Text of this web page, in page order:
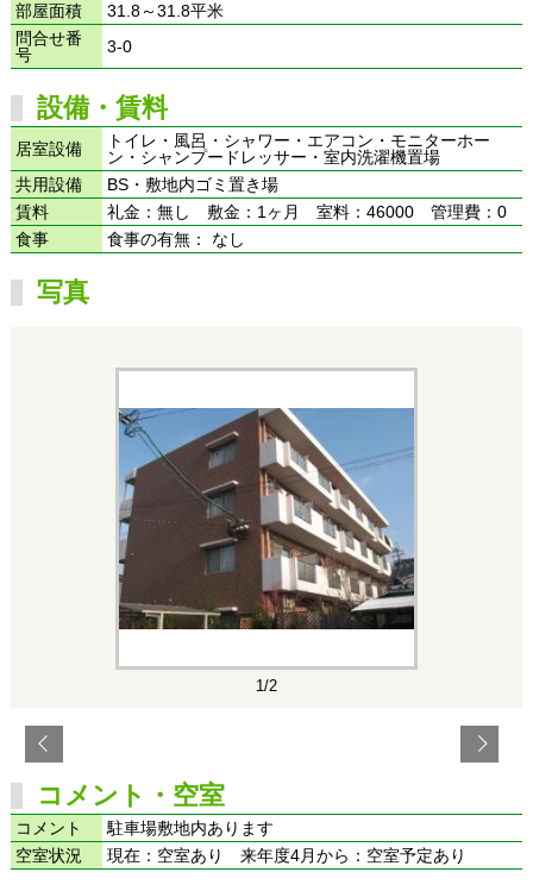
部屋面積
31.8～31.8平米
問合せ番
号
3-0
設備・賃料
居室設備
トイレ・風呂・シャワー・エアコン・モニターホー
ン・シャンプードレッサー・室内洗濯機置場
共用設備
BS・敷地内ゴミ置き場
賃料
礼金：無し 敷金：1ヶ月 室料：46000 管理費：0
食事
食事の有無： なし
写真
1/2
コメント・空室
コメント
駐車場敷地内あります
空室状況
現在：空室あり 来年度4月から：空室予定あり